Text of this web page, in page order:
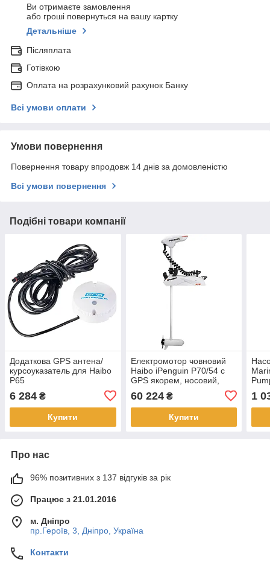
Ви отримаєте замовлення
або гроші повернуться на вашу картку
Детальніше
Післяплата
Готівкою
Оплата на розрахунковий рахунок Банку
Всі умови оплати
Умови повернення
Повернення товару впродовж 14 днів за домовленістю
Всі умови повернення
Подібні товари компанії
Додаткова GPS антена/
курсоуказатель для Haibo
P65
6 284 ₴
Купити
Електромотор човновий
Haibo iPenguin P70/54 c
GPS якорем, носовий,
60 224₴
Купити
1
Про нас
96% позитивних з 137 відгуків за рік
Працює з 21.01.2016
м. Дніпро
пр.Героїв, 3, Дніпро, Україна
Контакти